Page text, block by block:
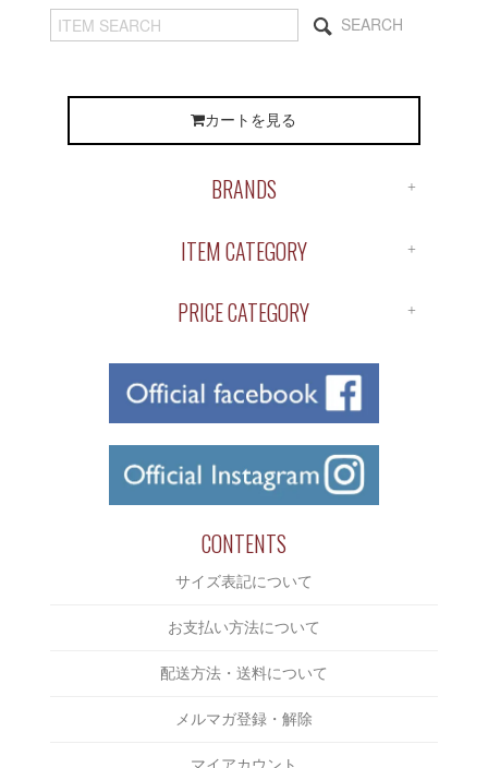
SEARCH
カートを見る
BRANDS
ANTIDOTE
APOTHEKE
ChahChah
CLUCT
COOTIE
Eanbe
EVILACT
EXODUS
ITEM CATEGORY
SHIRTS
S/S TEE
L/S TEE
CUTSAW
JACKET
CAP/HAT
SHOES
ACCESSORIES
BAG
PRICE CATEGORY
￥1,000～￥2,000
￥2,000～￥3,000
￥3,000～￥4,000
￥4,000～￥5,000
￥5,000～￥6,000
￥6,000～￥7,000
￥7,000～￥8,000
￥9,000～￥10,000
￥10,000～￥15,000
￥15,000～￥20,000
CONTENTS
サイズ表記について
お支払い方法について
配送方法・送料について
メルマガ登録・解除